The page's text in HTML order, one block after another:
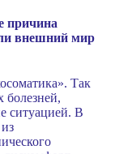
причина
внешний мир
Так
болезней,
ситуацией. В